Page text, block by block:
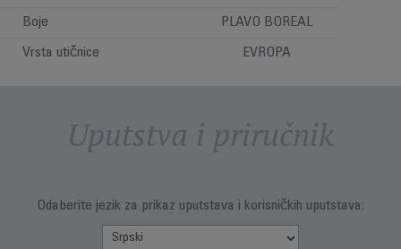
Boje PLAVO BOREAL
Vrsta utičnice EVROPA
Uputstva i priručnik
Odaberite jezik za prikaz uputstava i korisničkih uputstava: